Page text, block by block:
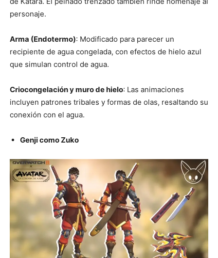
personaje.
Arma (Endotermo): Modificado para parecer un
recipiente de agua congelada, con efectos de hielo azul
que simulan control de agua.
Criocongelación y muro de hielo: Las animaciones
incluyen patrones tribales y formas de olas, resaltando su
conexión con el agua.
Genji como Zuko